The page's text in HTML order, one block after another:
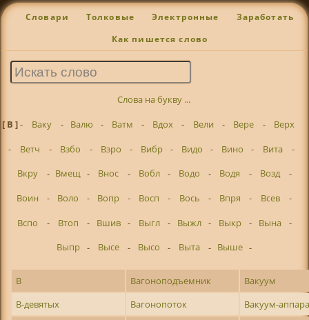
Словари Толковые Электронные Заработать
Как пишется слово
Слова на букву ...
[ В ]- Ваку - Валю - Ватм - Вдох - Вели - Вере -
Верх
-
Ветч - Взбо - Взро - Вибр - Видо - Вино - Вита
-
Вкру
- Вмещ - Внос - Вобл - Водо - Водя - Возд
-
Воин
- Воло - Вопр - Восп - Вось - Впря - Всев
-
Вспо
- Втоп - Вшив - Выгл - Выжл - Выкр - Вына
-
Выпр - Высе - Высо - Выта - Выше -
В Вагоноподъемник
Вакуум
В-девятых
Вагонопоток
Вакуум-